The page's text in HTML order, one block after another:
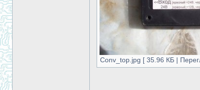
Conv_top.jpg [ 35.96 КБ |